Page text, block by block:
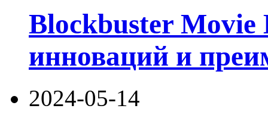
Blockbuster Movie
инноваций и
2024-05-14